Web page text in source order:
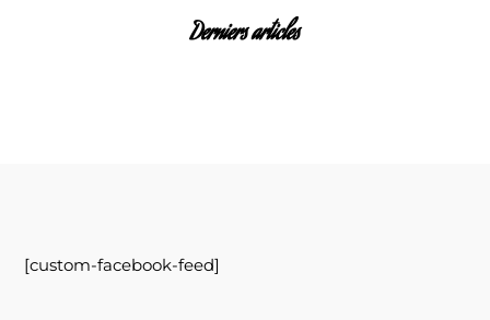
Derniers articles
[custom-facebook-feed]